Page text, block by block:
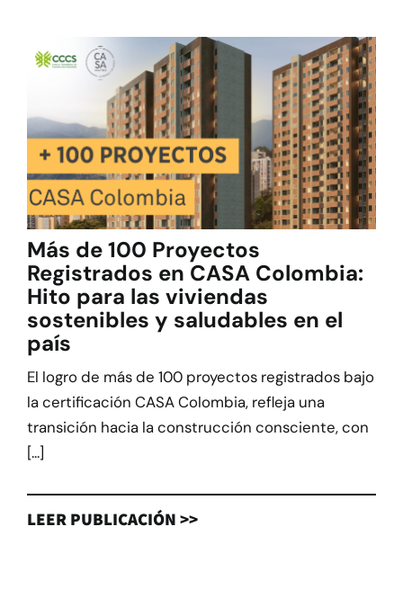
Más de 100 Proyectos
Registrados en CASA Colombia:
Hito para las viviendas
sostenibles y saludables en el
país
El logro de más de 100 proyectos registrados bajo
la certificación CASA Colombia, refleja una
transición hacia la construcción consciente, con
[...]
LEER PUBLICACIÓN >>